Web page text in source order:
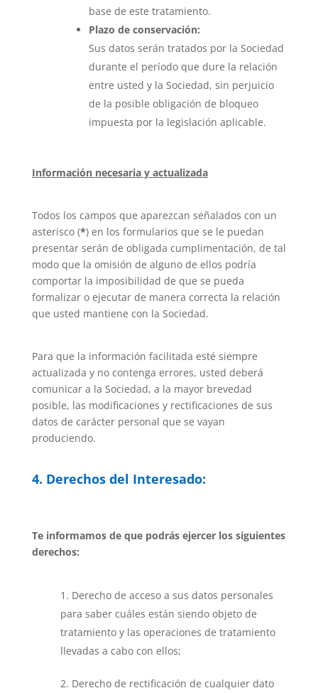
base de este tratamiento.
Plazo de conservación:
Sus datos serán tratados por la Sociedad
durante el período que dure la relación
entre usted y la Sociedad, sin perjuicio
de la posible obligación de bloqueo
impuesta por la legislación aplicable.
Información necesaria y actualizada
Todos los campos que aparezcan señalados con un
asterisco (*) en los formularios que se le puedan
presentar serán de obligada cumplimentación, de tal
modo que la omisión de alguno de ellos podría
comportar la imposibilidad de que se pueda
formalizar o ejecutar de manera correcta la relación
que usted mantiene con la Sociedad.
Para que la información facilitada esté siempre
actualizada y no contenga errores, usted deberá
comunicar a la Sociedad, a la mayor brevedad
posible, las modificaciones y rectificaciones de sus
datos de carácter personal que se vayan
produciendo.
4. Derechos del Interesado:
Te informamos de que podrás ejercer los siguientes
derechos:
1. Derecho de acceso a sus datos personales
para saber cuáles están siendo objeto de
tratamiento y las operaciones de tratamiento
llevadas a cabo con ellos;
2. Derecho de rectificación de cualquier dato